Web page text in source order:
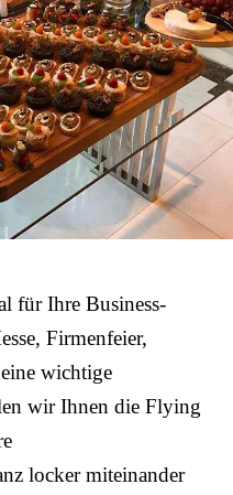
für Ihre Business-
Firmenfeier,
wichtige
wir Ihnen die Flying
locker miteinander